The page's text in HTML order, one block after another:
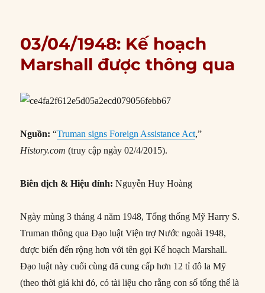
03/04/1948: Kế hoạch
Marshall được thông qua
Nguồn: “Truman signs Foreign Assistance Act,”
History.com (truy cập ngày 02/4/2015).
Biên dịch & Hiệu đính: Nguyễn Huy Hoàng
Ngày mùng 3 tháng 4 năm 1948, Tổng thống Mỹ Harry S.
Truman thông qua Đạo luật Viện trợ Nước ngoài 1948,
được biến đến rộng hơn với tên gọi Kế hoạch Marshall.
Đạo luật này cuối cùng đã cung cấp hơn 12 tỉ đô la Mỹ
(theo thời giá khi đó, có tài liệu cho rằng con số tổng thể là